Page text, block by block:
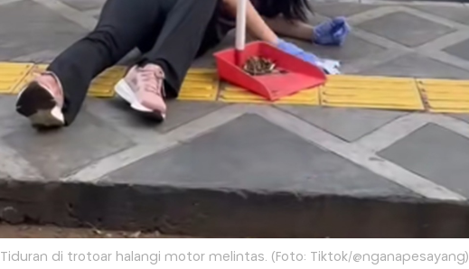
Tiduran di trotoar halangi motor melintas. (Foto: Tiktok/@nganapesayang)